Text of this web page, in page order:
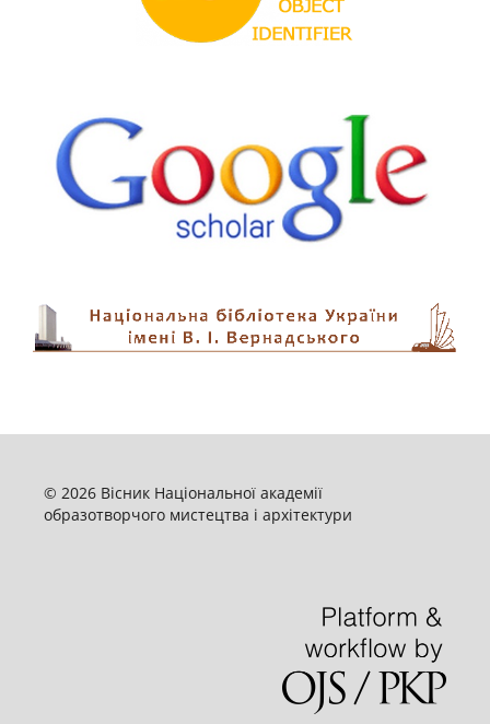
© 2026 Вісник Національної академії
образотворчого мистецтва і архітектури